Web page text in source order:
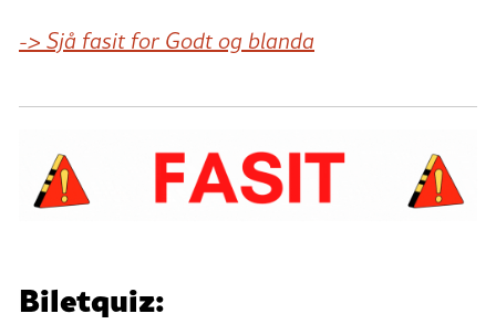
-> Sjå fasit for Godt og blanda
Biletquiz: